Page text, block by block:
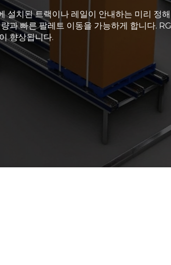
치된 트랙이나 레일이 안내하는 미리 정
과 빠른 팔레트 이동을 가능하게 합니다.
향상됩니다.